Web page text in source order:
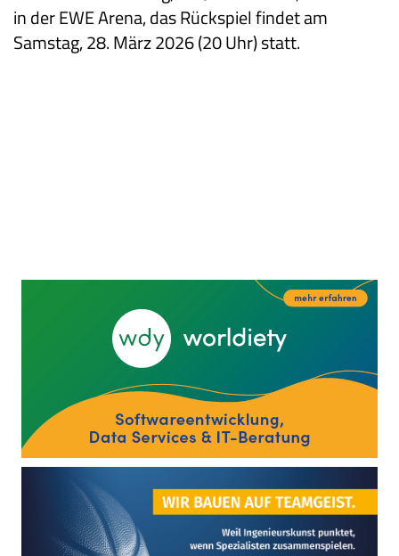
in der EWE Arena, das Rückspiel findet am
Samstag, 28. März 2026 (20 Uhr) statt.